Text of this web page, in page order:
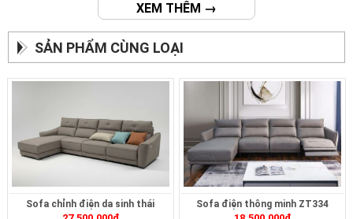
XEM THÊM →
SẢN PHẨM CÙNG LOẠI
Sofa chỉnh điện da sinh thái
Sofa điện thông minh ZT334